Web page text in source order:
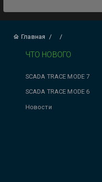
Главная / /
ЧТО НОВОГО
SCADA TRACE MODE 7
SCADA TRACE MODE 6
Новости